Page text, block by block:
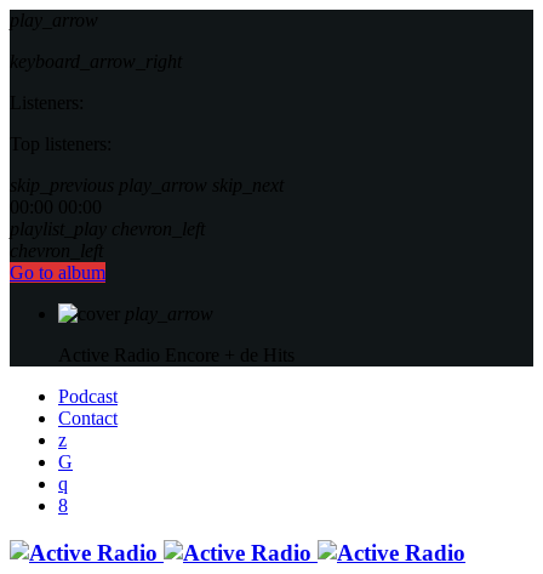
play_arrow
keyboard_arrow_right
Listeners:
Top listeners:
skip_previous play_arrow skip_next
00:00 00:00
playlist_play chevron_left
chevron_left
Go to album
play_arrow
Active Radio Encore + de Hits
Podcast
Contact